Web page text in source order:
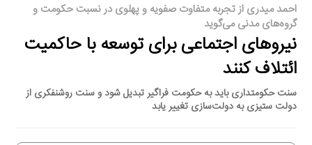
احمد میدری از تجربه متفاوت صفویه و پهلوی در نسبت حکومت و
گروه‌های مدنی می‌گوید
نیروهای اجتماعی برای توسعه با حاکمیت
ائتلاف کنند
سنت حکومتداری باید به حکومت فراگیر تبدیل شود و سنت روشنفکری از
دولت ستیزی به دولت‌سازی تغییر یابد